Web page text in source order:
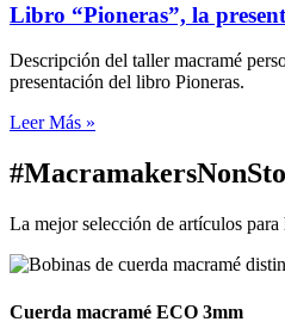
Libro “Pioneras”, la
Descripción del taller macramé
presentación del libro Pioneras.
Leer Más »
#Macramakers
La mejor selección de artículos para
Cuerda macramé ECO 3mm